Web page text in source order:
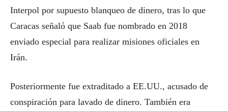
Interpol por supuesto blanqueo de dinero, tras lo que
Caracas señaló que Saab fue nombrado en 2018
enviado especial para realizar misiones oficiales en
Irán.
Posteriormente fue extraditado a EE.UU., acusado de
conspiración para lavado de dinero. También era